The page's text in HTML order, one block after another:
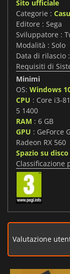
Sito ufficiale
Categorie :
Editore : Sega
Sviluppatore :
Modalità : Solo
Data di rilascio
Requisiti di
Minimi
OS: Windows
CPU : Core i3-
5 1400
RAM : 6 GB
GPU : GeForce
Radeon RX 560
Spazio su disco
Classificazione
Valutazione